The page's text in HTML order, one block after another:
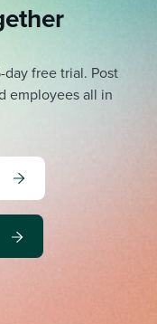
day free trial. Post
employees all in